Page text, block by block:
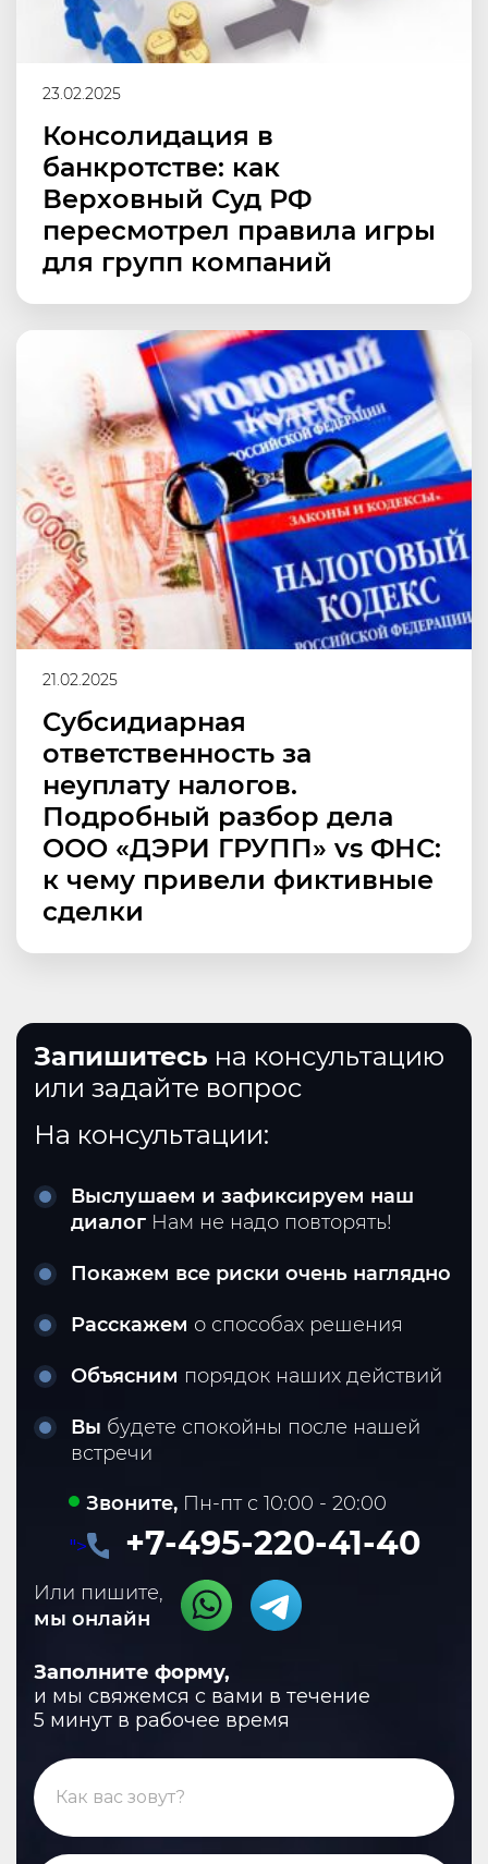
23.02.2025
Консолидация в
банкротстве: как
Верховный Суд РФ
пересмотрел правила игры
для групп компаний
21.02.2025
Субсидиарная
ответственность за
неуплату налогов.
Подробный разбор дела
ООО «ДЭРИ ГРУПП» vs ФНС:
к чему привели фиктивные
сделки
Запишитесь на консультацию
или задайте вопрос
На консультации:
Выслушаем и зафиксируем наш
диалог Нам не надо повторять!
Покажем все риски очень наглядно
Расскажем о способах решения
Объясним порядок наших действий
Вы будете спокойны после нашей
встречи
Звоните,Пн-пт с 10:00 - 20:00
">
+7-495-220-41-40
Или пишите,
мы онлайн
Заполните форму,
и мы свяжемся с вами в течение
5 минут в рабочее время